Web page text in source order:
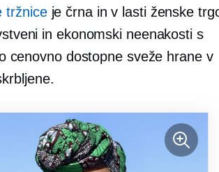
tržniceje črna inv lasti ženske
in ekonomski neenakosti s
cenovno dostopne sveže hrane v